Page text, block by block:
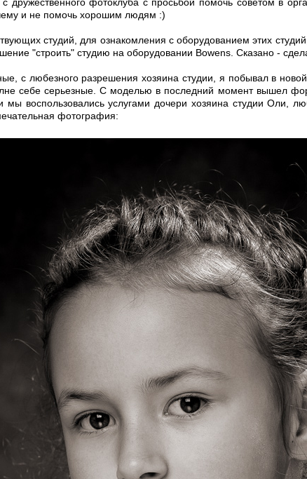
и не помочь хорошим людям :)
студий, для ознакомления с оборудованием этих
"строить" студию на оборудовании Bowens. Сказано -
с любезного разрешения хозяина студии, я побывал в
себе серьезные. С моделью в последний момент вышел
мы воспользовались услугами дочери хозяина студии Оли,
фотография: